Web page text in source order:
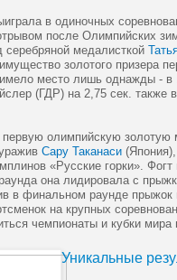
в одиночных
после Олимпийских
серебряной медалисткой
золотого призера
место лишь однажды - в
(ГДР) на 2,75 сек. также
первую олимпийскую
Сару Таканаси
«Русские горки».
она лидировала с
в финальном раунде
на крупных
чемпионаты и кубки мира
Уникальные